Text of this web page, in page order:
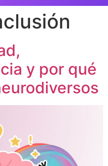
y por qué